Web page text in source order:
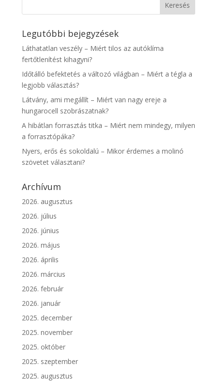
Legutóbbi bejegyzések
Láthatatlan veszély – Miért tilos az autóklíma
fertőtlenítést kihagyni?
Időtálló befektetés a változó világban – Miért a tégla a
legjobb választás?
Látvány, ami megállít – Miért van nagy ereje a
hungarocell szobrászatnak?
A hibátlan forrasztás titka – Miért nem mindegy, milyen
a forrasztópáka?
Nyers, erős és sokoldalú – Mikor érdemes a molinó
szövetet választani?
Archívum
2026. augusztus
2026. július
2026. június
2026. május
2026. április
2026. március
2026. február
2026. január
2025. december
2025. november
2025. október
2025. szeptember
2025. augusztus